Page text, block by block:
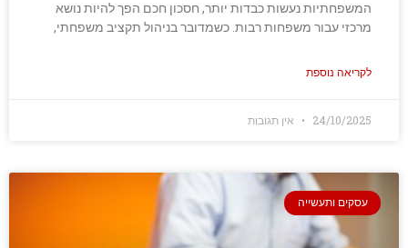
המשפחתיות נעשות כבדות יותר, חסכון חכם הפך להיות נושא
מרכזי עבור משפחות רבות. כשמדובר בניהול תקציב משפחתי,
לקריאה נוספת
24/10/2025 אין תגובות
עסקים ותעשייה